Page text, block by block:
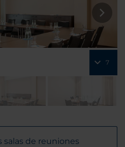
7
salas de reuniones